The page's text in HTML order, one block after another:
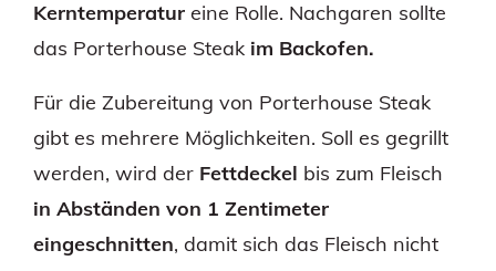
Kerntemperatur eine Rolle. Nachgaren sollte
das Porterhouse Steak im Backofen.
Für die Zubereitung von Porterhouse Steak
gibt es mehrere Möglichkeiten. Soll es gegrillt
werden, wird der Fettdeckel bis zum Fleisch
in Abständen von 1 Zentimeter
eingeschnitten, damit sich das Fleisch nicht